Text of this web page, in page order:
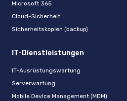
Microsoft 365
Cloud-Sicherheit
Sicherheitskopien (backup)
IT-Dienstleistungen
IT-Ausrüstungswartung
Serverwartung
Mobile Device Management (MDM)